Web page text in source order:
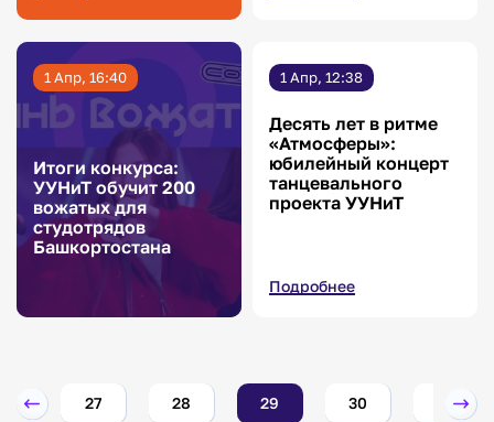
1 Апр, 16:40
Итоги конкурса:
УУНиТ обучит 200
вожатых для
студотрядов
Башкортостана
1 Апр, 12:38
Десять лет в ритме
«Атмосферы»:
юбилейный концерт
танцевального
проекта УУНиТ
Подробнее
27 28 29 30 31